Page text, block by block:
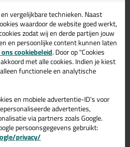
Reviews (2)
PU-Flex 14-086
met sterren,
vergeten dat je handschoenen
op 14 januari 2026
vergelijkbare technieken. Naast
waardoor de website goed werkt,
zodat wij en derde partijen jouw
en persoonlijke content kunnen laten
cookiebeleid. Door op "Cookies
met alle cookies. Indien je kiest
functionele en analytische
en mobiele advertentie-ID’s voor
advertenties,
via partners zoals Google.
persoonsgegevens gebruikt:
privacy/